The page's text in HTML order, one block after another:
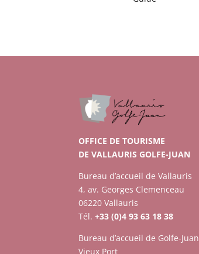
OFFICE DE TOURISME
DE VALLAURIS GOLFE-JUAN
Bureau d’accueil de Vallauris
4, av. Georges Clemenceau
06220 Vallauris
Tél.+33 (0)4 93 63 18 38
Bureau d’accueil de Golfe-
Vieux Port